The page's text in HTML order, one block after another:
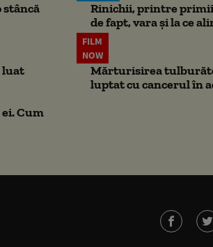
stâncă
Rinichii, printre primii
de fapt, vara și la ce
luat
FILM
NOW
Mărturisirea
luptat cu cancerul în
Cum